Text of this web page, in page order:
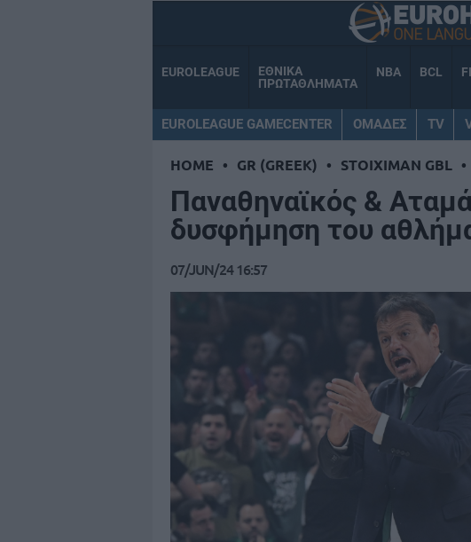
EUROLEAGUE
ΕΘΝΙΚΑ
ΠΡΩΤΑΘΛΗΜΑΤΑ
NBA BCL
EUROLEAGUE GAMECENTER ΟΜΑΔΕΣ TV
HOME • GR (GREEK) • STOIXIMAN GBL •
Παναθηναϊκός &
δυσφήμηση του
07/JUN/24 16:57